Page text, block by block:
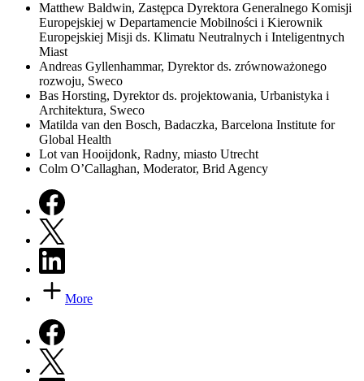
Matthew Baldwin, Zastępca Dyrektora Generalnego Komisji
Europejskiej w Departamencie Mobilności i Kierownik
Europejskiej Misji ds. Klimatu Neutralnych i Inteligentnych
Miast
Andreas Gyllenhammar, Dyrektor ds. zrównoważonego
rozwoju, Sweco
Bas Horsting, Dyrektor ds. projektowania, Urbanistyka i
Architektura, Sweco
Matilda van den Bosch, Badaczka, Barcelona Institute for
Global Health
Lot van Hooijdonk, Radny, miasto Utrecht
Colm O’Callaghan, Moderator, Brid Agency
More